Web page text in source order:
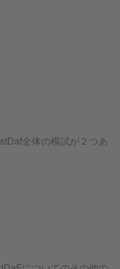
全体の模試が２つあ